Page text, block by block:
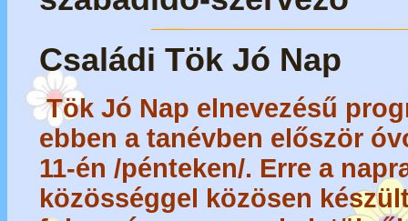
Családi Tök Jó Nap
Tök Jó Nap elnevezésű
ebben a tanévben először
11-én /pénteken/. Erre a
közösséggel közösen